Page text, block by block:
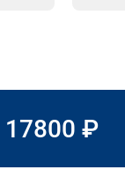
17800 ₽